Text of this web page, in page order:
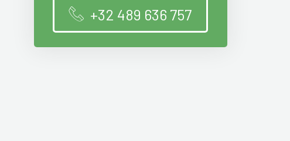
+32 489 636 757